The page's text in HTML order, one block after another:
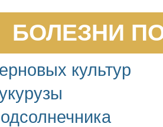
БОЛЕЗНИ
культур